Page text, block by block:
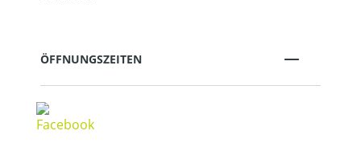
ÖFFNUNGSZEITEN